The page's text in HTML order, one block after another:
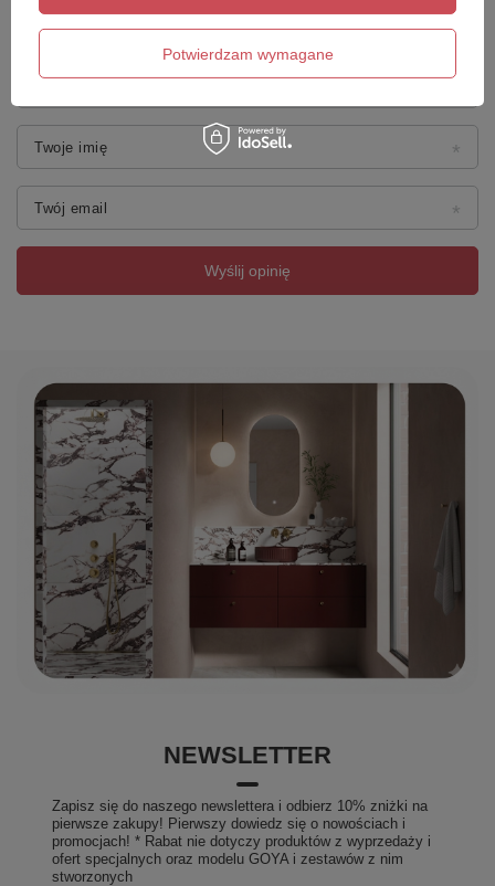
Dodaj własne zdjęcie produktu:
Twoje imię
Twój email
Wyślij opinię
NEWSLETTER
Zapisz się do naszego newslettera i odbierz 10% zniżki na
pierwsze zakupy! Pierwszy dowiedz się o nowościach i
promocjach! * Rabat nie dotyczy produktów z wyprzedaży i
ofert specjalnych oraz modelu GOYA i zestawów z nim
stworzonych
Potwierdzam wymagane